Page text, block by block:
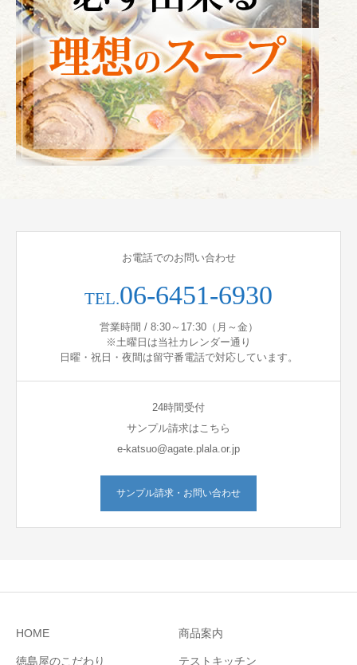
お電話でのお問い合わせ
TEL.06-6451-6930
営業時間 / 8:30～17:30（月～金）
※土曜日は当社カレンダー通り
日曜・祝日・夜間は留守番電話で対応しています。
24時間受付
サンプル請求はこちら
e-katsuo@agate.plala.or.jp
サンプル請求・お問い合わせ
HOME 商品案内
徳島屋のこだわり テストキッチン